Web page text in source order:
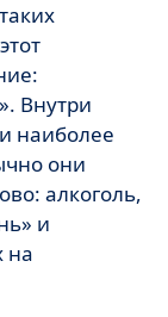
Внутри
наиболее
они
алкоголь,
и
на